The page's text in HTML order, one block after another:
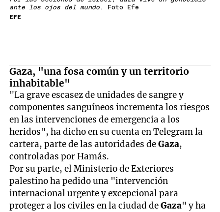
ante los ojos del mundo . Foto Efe
EFE
Gaza, "una fosa común y un territorio
inhabitable"
"La grave escasez de unidades de sangre y
componentes sanguíneos incrementa los riesgos
en las intervenciones de emergencia a los
heridos", ha dicho en su cuenta en Telegram la
cartera, parte de las autoridades deGaza,
controladas por Hamás.
Por su parte, el Ministerio de Exteriores
palestino ha pedido una "intervención
internacional urgente y excepcional para
proteger a los civiles en la ciudad deGaza" y ha